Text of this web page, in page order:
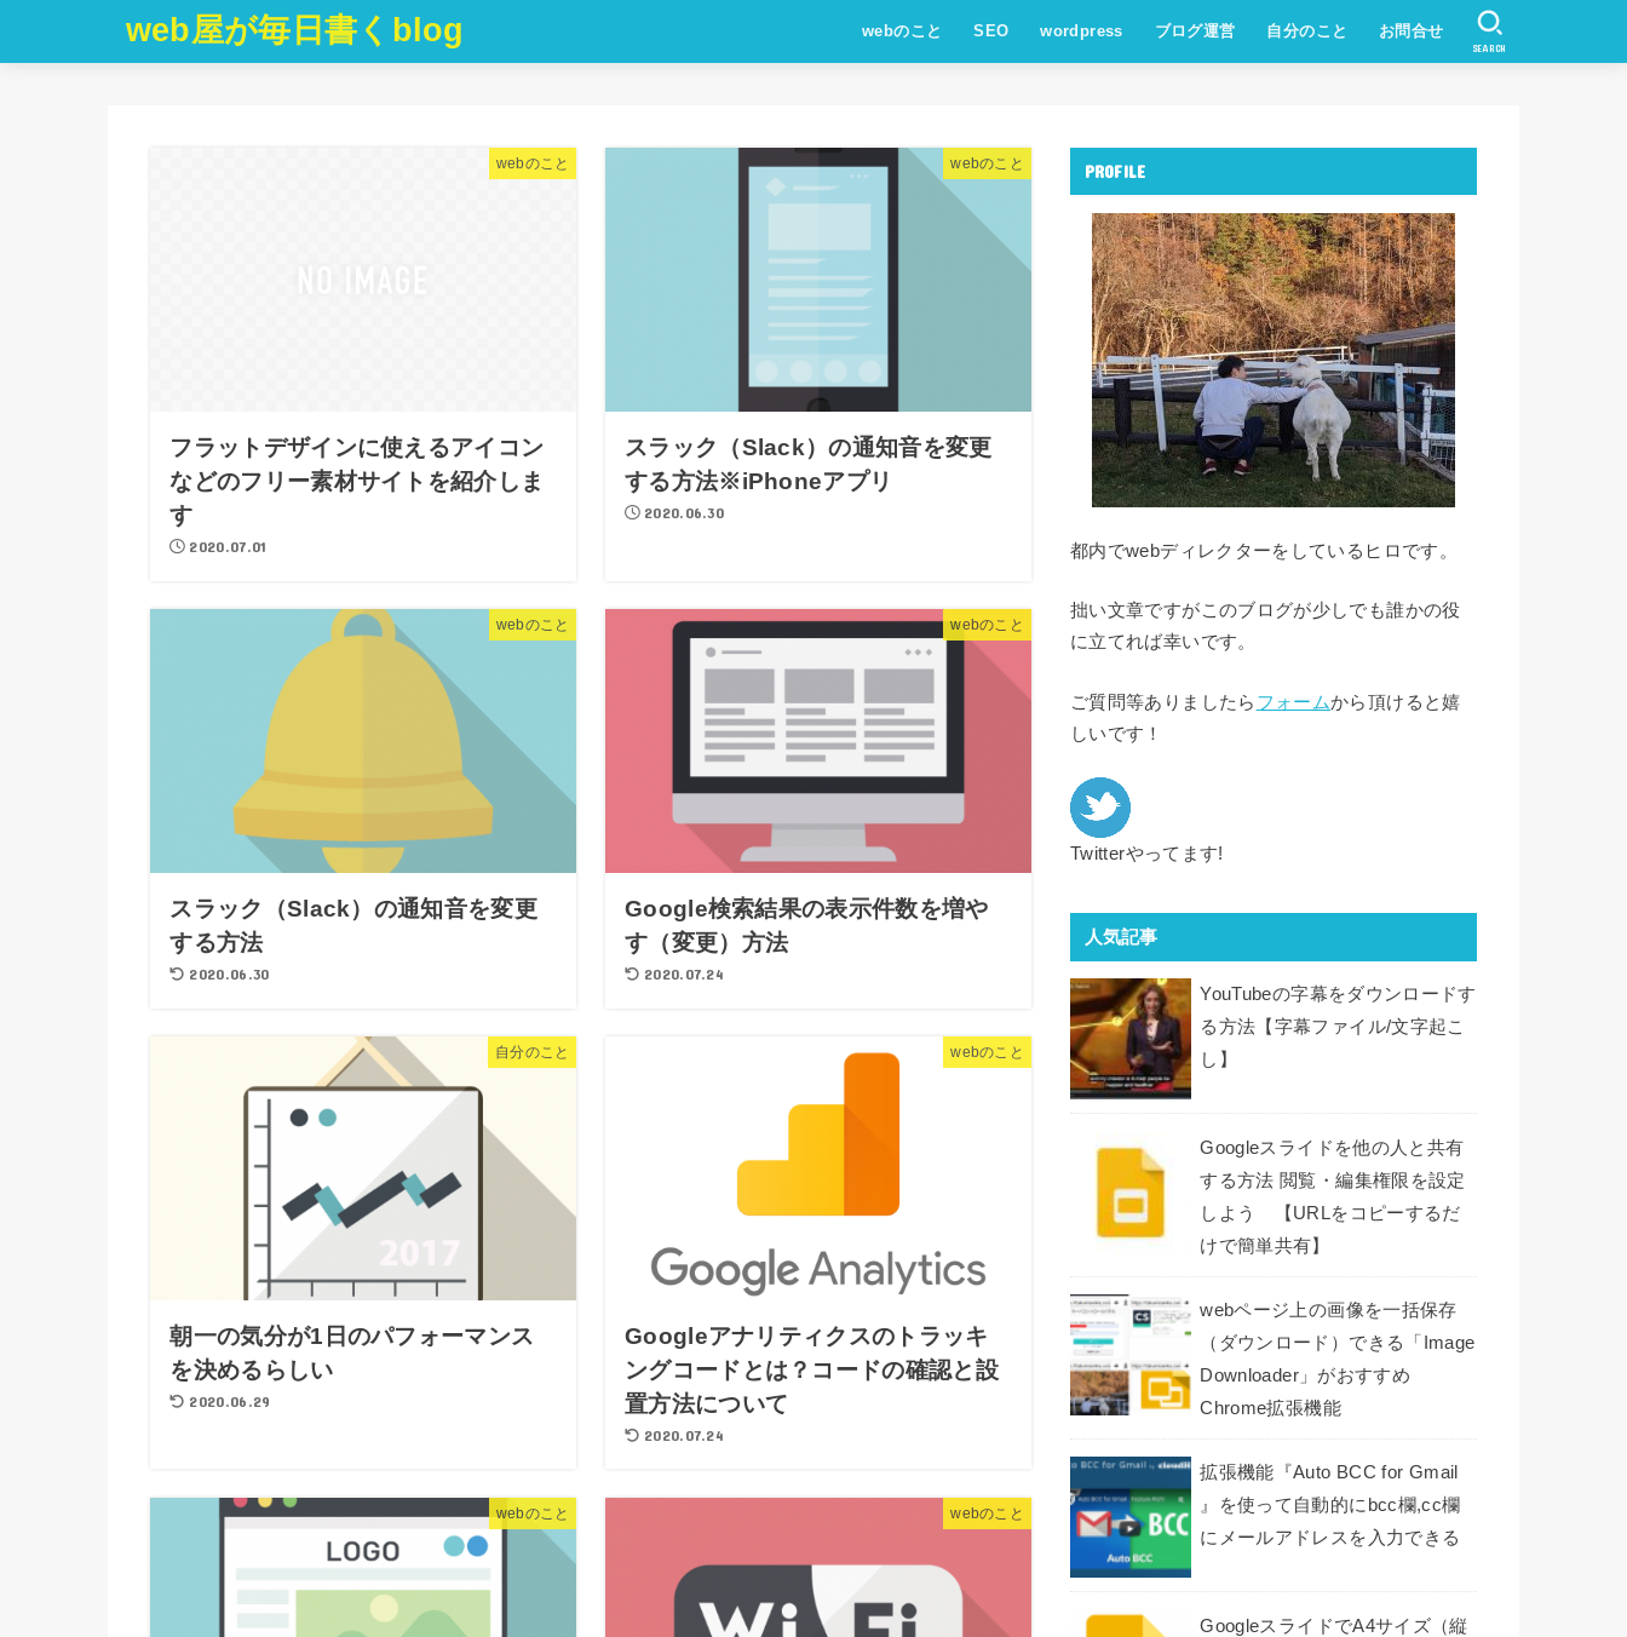
web屋が毎日書くblog webのこと SEO wordpress ブログ運営 自分のこと お問合せ
SEARCH
webのこと
フラットデザインに使えるアイコン
などのフリー素材サイトを紹介しま
す
2020.07.01
webのこと
スラック（Slack）の通知音を変更
する方法※iPhoneアプリ
2020.06.30
webのこと
スラック（Slack）の通知音を変更
する方法
2020.06.30
webのこと
Google検索結果の表示件数を増や
す（変更）方法
2020.07.24
自分のこと
朝一の気分が1日のパフォーマンス
を決めるらしい
2020.06.29
webのこと
Googleアナリティクスのトラッキ
ングコードとは？コードの確認と設
置方法について
2020.07.24
webのこと webのこと
PROFILE
都内でwebディレクターをしているヒロです。
拙い文章ですがこのブログが少しでも誰かの役
に立てれば幸いです。
ご質問等ありましたら フォームから頂けると嬉
しいです！
Twitterやってます!
人気記事
YouTubeの字幕をダウンロードす
る方法【字幕ファイル/文字起こ
し】
Googleスライドを他の人と共有
する方法 閲覧・編集権限を設定
しよう 【URLをコピーするだ
けで簡単共有】
webページ上の画像を一括保存
（ダウンロード）できる「Image
Downloader」がおすすめ
Chrome拡張機能
拡張機能『Auto BCC for Gmail
』を使って自動的にbcc欄,cc欄
にメールアドレスを入力できる
GoogleスライドでA4サイズ（縦